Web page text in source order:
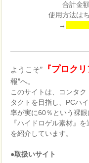
合計金
使用方法は
→
ようこそ” 『プロク
報”へ。
このサイトは、コンタ
タクトを目指し、PCハ
率が実に60％という裸
『ハイドロゲル素材』
を紹介しています。
●取扱いサイト